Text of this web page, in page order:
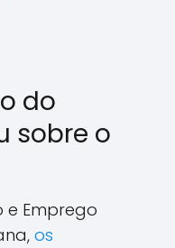
do
sobre o
e Emprego
os